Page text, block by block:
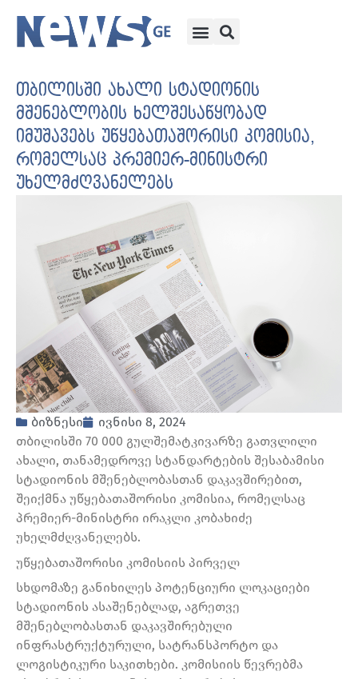
თბილისში ახალი სტადიონის
მშენებლობის ხელშესაწყობად
იმუშავებს უწყებათაშორისი კომისია,
რომელსაც პრემიერ-მინისტრი
უხელმძღვანელებს
ბიზნესი
ივნისი 8, 2024
თბილისში 70 000 გულშემატკივარზე გათვლილი
ახალი, თანამედროვე სტანდარტების შესაბამისი
სტადიონის მშენებლობასთან დაკავშირებით,
შეიქმნა უწყებათაშორისი კომისია, რომელსაც
პრემიერ-მინისტრი ირაკლი კობახიძე
უხელმძღვანელებს.
უწყებათაშორისი კომისიის პირველ
სხდომაზე განიხილეს პოტენციური ლოკაციები
სტადიონის ასაშენებლად, აგრეთვე
მშენებლობასთან დაკავშირებული
ინფრასტრუქტურული, სატრანსპორტო და
ლოგისტიკური საკითხები. კომისიის წევრებმა